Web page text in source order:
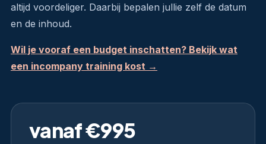
altijd voordeliger. Daarbij bepalen jullie zelf de datum
en de inhoud.
Wil je vooraf een budget inschatten? Bekijk wat
een incompany training kost →
vanaf €995